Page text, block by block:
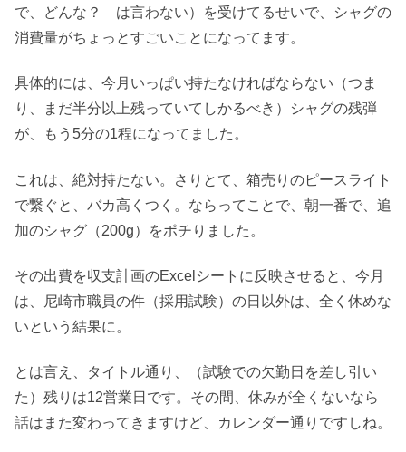
で、どんな？ は言わない）を受けてるせいで、シャグの
消費量がちょっとすごいことになってます。
具体的には、今月いっぱい持たなければならない（つま
り、まだ半分以上残っていてしかるべき）シャグの残弾
が、もう5分の1程になってました。
これは、絶対持たない。さりとて、箱売りのピースライト
で繋ぐと、バカ高くつく。ならってことで、朝一番で、追
加のシャグ（200g）をポチりました。
その出費を収支計画のExcelシートに反映させると、今月
は、尼崎市職員の件（採用試験）の日以外は、全く休めな
いという結果に。
とは言え、タイトル通り、（試験での欠勤日を差し引い
た）残りは12営業日です。その間、休みが全くないなら
話はまた変わってきますけど、カレンダー通りですしね。